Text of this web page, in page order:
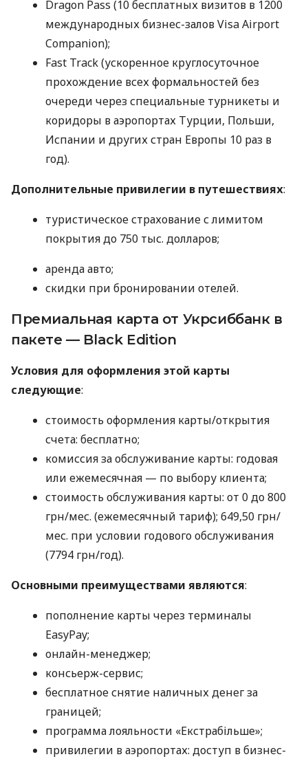
Dragon Pass (10 бесплатных визитов в 1200
международных бизнес-залов Visa Airport
Companion);
Fast Track (ускоренное круглосуточное
прохождение всех формальностей без
очереди через специальные турникеты и
коридоры в аэропортах Турции, Польши,
Испании и других стран Европы 10 раз в
год).
Дополнительные привилегии в путешествиях:
туристическое страхование с лимитом
покрытия до 750 тыс. долларов;
аренда авто;
скидки при бронировании отелей.
Премиальная карта от Укрсиббанк в
пакете — Black Edition
Условия для оформления этой карты
следующие:
стоимость оформления карты/открытия
счета: бесплатно;
комиссия за обслуживание карты: годовая
или ежемесячная — по выбору клиента;
стоимость обслуживания карты: от 0 до 800
грн/мес. (ежемесячный тариф); 649,50 грн/
мес. при условии годового обслуживания
(7794 грн/год).
Основными преимуществами являются:
пополнение карты через терминалы
EasyPay;
онлайн-менеджер;
консьерж-сервис;
бесплатное снятие наличных денег за
границей;
программа лояльности «Екстрабільше»;
привилегии в аэропортах: доступ в бизнес-